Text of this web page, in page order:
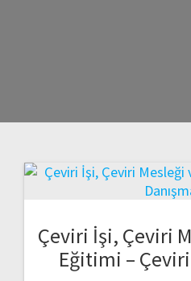
Çeviri İşi, Çeviri
Eğitimi –